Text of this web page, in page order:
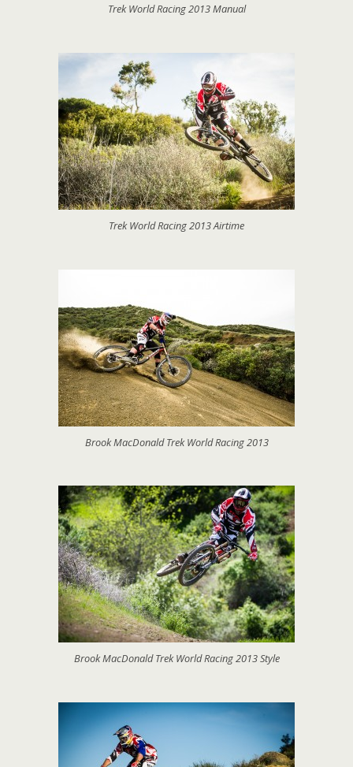
Trek World Racing 2013 Manual
Trek World Racing 2013 Airtime
Brook MacDonald Trek World Racing 2013
Brook MacDonald Trek World Racing 2013 Style